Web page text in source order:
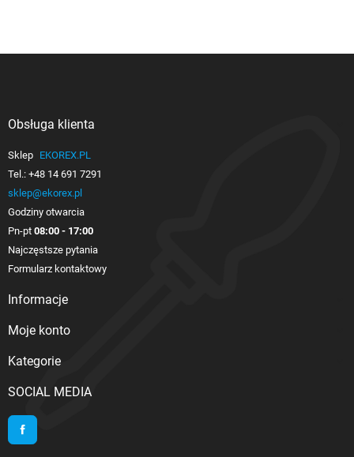
Obsługa klienta
Sklep EKOREX.PL
Tel.: +48 14 691 7291
sklep@ekorex.pl
Godziny otwarcia
Pn-pt 08:00 - 17:00
Najczęstsze pytania
Formularz kontaktowy
Informacje
Moje konto
Kategorie
SOCIAL MEDIA
Facebook